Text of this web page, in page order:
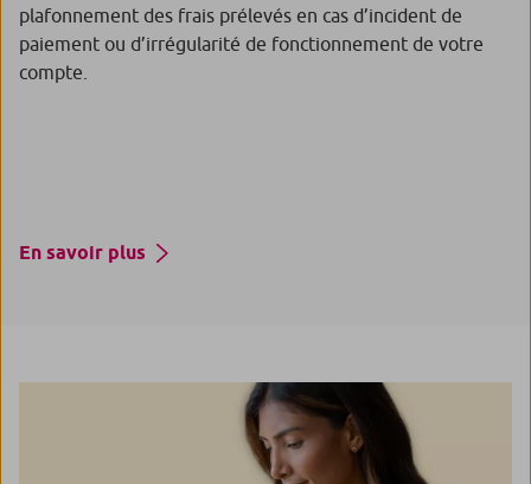
plafonnement des frais prélevés en cas d’incident de
paiement ou d’irrégularité de fonctionnement de votre
compte.
En savoir plus